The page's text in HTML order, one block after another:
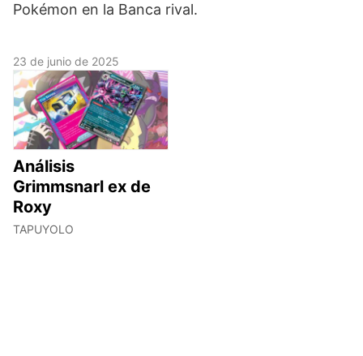
Pokémon en la Banca rival.
23 de junio de 2025
Análisis
Grimmsnarl ex de
Roxy
TAPUYOLO